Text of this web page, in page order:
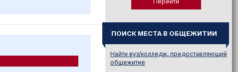
ПОИСК МЕСТА В ОБЩЕЖИТИИ
Найти вуз/колледж, предоставляющий
общежитие